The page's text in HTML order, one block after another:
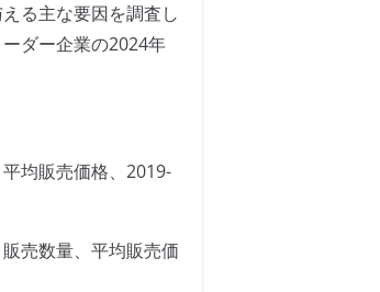
る主な要因を調査し
ダー企業の2024年
均販売価格、2019-
売数量、平均販売価